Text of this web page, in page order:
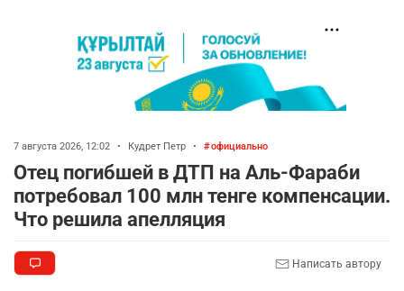
7 августа 2026, 12:02 • Кудрет Петр • официально
Отец погибшей в ДТП на Аль-Фараби
потребовал 100 млн тенге компенсации.
Что решила апелляция
Написать автору